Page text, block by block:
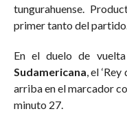
tungurahuense.
primer tanto del
En el duelo de
Sudamericana, el
arriba en el marcador
minuto 27.